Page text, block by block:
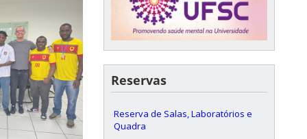
Reservas
Reserva de Salas, Laboratórios e
Quadra